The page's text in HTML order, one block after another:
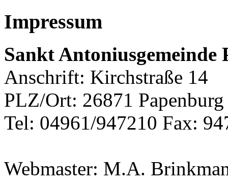
Impressum
Sankt Antoniusgemeinde
Anschrift: Kirchstraße 14
PLZ/Ort: 26871 Papenburg
Tel: 04961/947210 Fax:
Webmaster: M.A.